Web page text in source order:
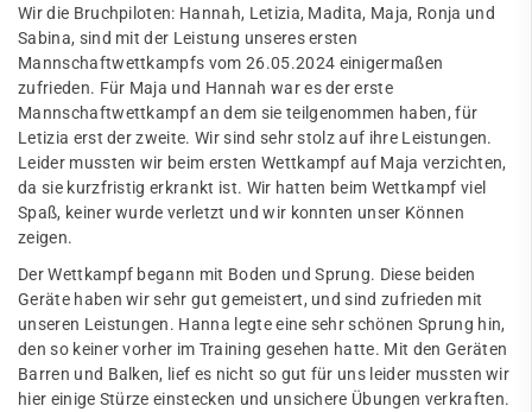
Wir die Bruchpiloten: Hannah, Letizia, Madita, Maja, Ronja und
Sabina, sind mit der Leistung unseres ersten
Mannschaftwettkampfs vom 26.05.2024 einigermaßen
zufrieden. Für Maja und Hannah war es der erste
Mannschaftwettkampf an dem sie teilgenommen haben, für
Letizia erst der zweite. Wir sind sehr stolz auf ihre Leistungen.
Leider mussten wir beim ersten Wettkampf auf Maja verzichten,
da sie kurzfristig erkrankt ist. Wir hatten beim Wettkampf viel
Spaß, keiner wurde verletzt und wir konnten unser Können
zeigen.
Der Wettkampf begann mit Boden und Sprung. Diese beiden
Geräte haben wir sehr gut gemeistert, und sind zufrieden mit
unseren Leistungen. Hanna legte eine sehr schönen Sprung hin,
den so keiner vorher im Training gesehen hatte. Mit den Geräten
Barren und Balken, lief es nicht so gut für uns leider mussten wir
hier einige Stürze einstecken und unsichere Übungen verkraften.